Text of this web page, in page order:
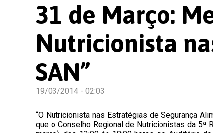
31 de Março:
Nutricionista
SAN”
19/03/2014 - 02:03
“O Nutricionista nas Estratégias de Segurança
que o Conselho Regional de Nutricionistas da 5ª